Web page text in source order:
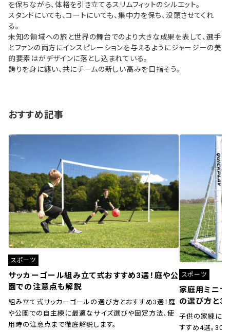
を保ちながら、体格を引き立てるスリムフィットのシルエット。
スタンドにいても、コートにいても、集中力を保ち、没頭させてくれ
る。
未知の領域への旅と世界の舞台でのより大きな成果を表して、選手
とファンの両方にインスピレーションを与えるようにジャージーの美
的要素はがデザインに落とし込まれている。
誇りを身に纏い、共にチームの新しい高みを目指そう。
おすすめ記事
スポーツ
サッカーゴール組み立て式おすすめ3選！庭や公
園での注意点も解説
組み立て式サッカーゴールの選び方とおすすめ3選！庭
や公園での自主練に最適なサイズ選びや固定方法、使
用時の注意点まで徹底解説します。
スポーツ
家庭用ミニサ
の選び方と
子供の家練に！
すすめ4選。30